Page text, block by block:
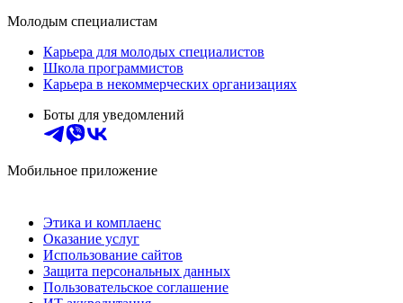
Молодым специалистам
Карьера для молодых специалистов
Школа программистов
Карьера в некоммерческих организациях
Боты для уведомлений
Мобильное приложение
Этика и комплаенс
Оказание услуг
Использование сайтов
Защита персональных данных
Пользовательское соглашение